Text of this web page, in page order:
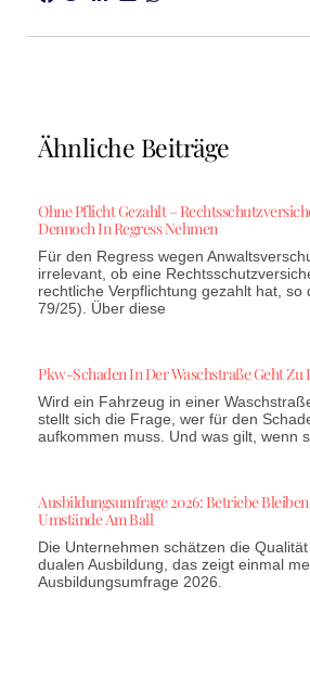
Ähnliche Beiträge
Ohne Pflicht Gezahlt –
Dennoch In Regress Nehmen
Für den Regress wegen
irrelevant, ob eine
rechtliche Verpflichtung gezahlt hat, so
79/25). Über diese
Pkw-Schaden In Der Waschstraße Geht Zu
Wird ein Fahrzeug in einer
stellt sich die Frage, wer für den
aufkommen muss. Und was gilt, wenn
Ausbildungsumfrage 2026: Betriebe
Umstände Am Ball
Die Unternehmen schätzen die
dualen Ausbildung, das zeigt einmal
Ausbildungsumfrage 2026.